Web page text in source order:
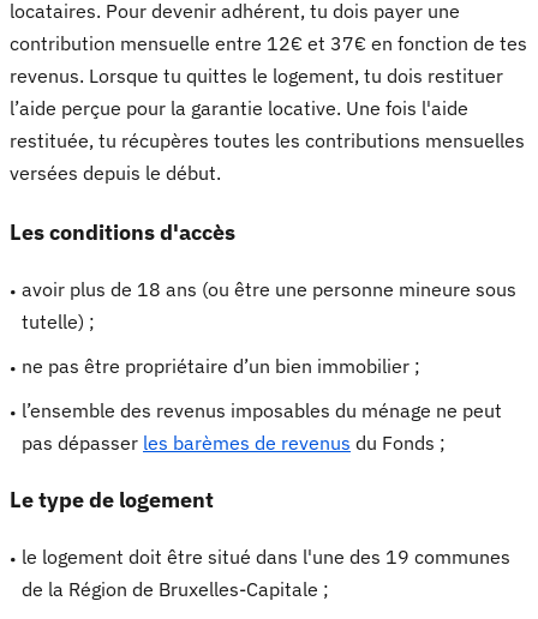
locataires. Pour devenir adhérent, tu dois payer une
contribution mensuelle entre 12€ et 37€ en fonction de tes
revenus. Lorsque tu quittes le logement, tu dois restituer
l’aide perçue pour la garantie locative. Une fois l'aide
restituée, tu récupères toutes les contributions mensuelles
versées depuis le début.
Lesconditions d'accès
avoir plus de 18 ans (ou être une personne mineure sous
tutelle) ;
ne pas être propriétaire d’un bien immobilier ;
l’ensemble des revenus imposables du ménage ne peut
pas dépasser les barèmes de revenus du Fonds ;
Letype de logement
le logement doit être situé dans l'une des 19 communes
de la Région de Bruxelles-Capitale ;